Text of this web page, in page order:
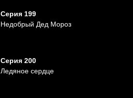
Серия 199
Недобрый Дед Мороз
Серия 200
Ледяное сердце